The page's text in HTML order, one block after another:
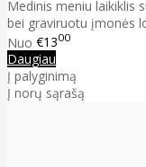
Medinis meniu laikiklis
bei graviruotu įmonės
Nuo €1300
Daugiau
Į palyginimą
Į norų sąrašą